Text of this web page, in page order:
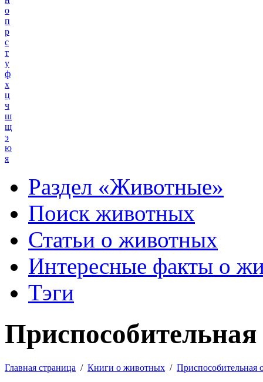
о
п
р
с
т
у
ф
х
ц
ч
ш
щ
э
ю
я
Раздел «Животные»
Поиск животных
Статьи о животных
Интересные факты о
Тэги
Главная страница / Книги о животных / Приспособительная